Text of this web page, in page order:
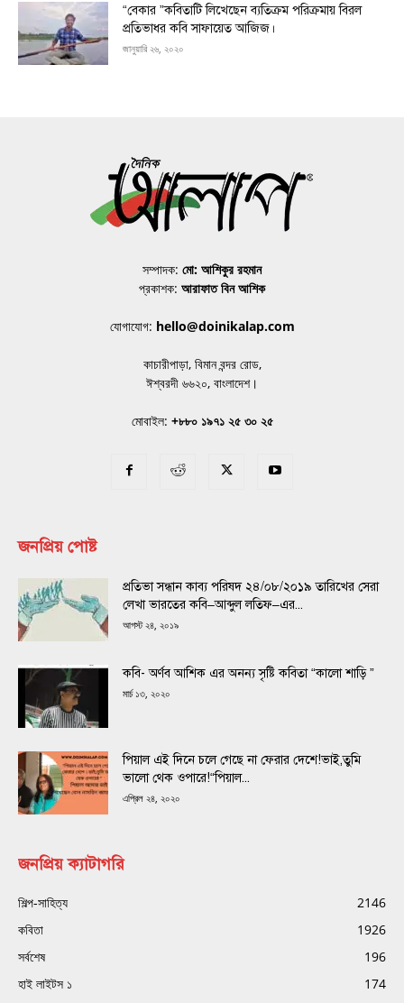
“বেকার ”কবিতাটি লিখেছেন ব্যতিক্রম পরিক্রমায় বিরল
প্রতিভাধর কবি সাফায়েত আজিজ।
জানুয়ারি ২৬, ২০২০
সম্পাদক: মো: আশিকুর রহমান
প্রকাশক: আরাফাত বিন আশিক
যোগাযোগ: hello@doinikalap.com
কাচারীপাড়া, বিমান বন্দর রোড,
ঈশ্বরদী ৬৬২০, বাংলাদেশ।
মোবাইল: +৮৮০ ১৯৭১ ২৫ ৩০ ২৫
জনপ্রিয় পোষ্ট
প্রতিভা সন্ধান কাব্য পরিষদ ২৪/০৮/২০১৯ তারিখের সেরা
লেখা ভারতের কবি–আব্দুল লতিফ–এর...
আগস্ট ২৪, ২০১৯
কবি- অর্ণব আশিক এর অনন্য সৃষ্টি কবিতা “কালো শাড়ি ”
মার্চ ১৩, ২০২০
পিয়াল এই দিনে চলে গেছে না ফেরার দেশে!ভাই,তুমি
ভালো থেক ওপারে!“পিয়াল...
এপ্রিল ২৪, ২০২০
জনপ্রিয় ক্যাটাগরি
শিল্প-সাহিত্য
2146
কবিতা
1926
সর্বশেষ
196
হাই লাইটস ১
174